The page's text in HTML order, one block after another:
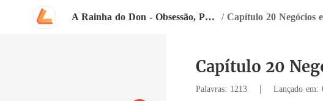
A Rainha do Don - Obsessão, Paixão e Sangue / Capítulo 20 Negócios
Capítulo 20
Palavras: 1213 | Lançado em: